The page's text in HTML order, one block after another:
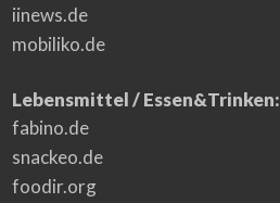
iinews.de
mobiliko.de
Lebensmittel / Essen&Trinken:
fabino.de
snackeo.de
foodir.org